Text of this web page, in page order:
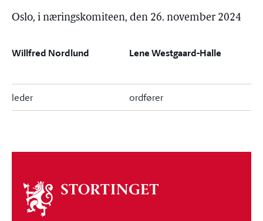
Oslo, i næringskomiteen, den 26. november 2024
Willfred Nordlund Lene Westgaard-Halle
leder ordfører
Om
stortinget